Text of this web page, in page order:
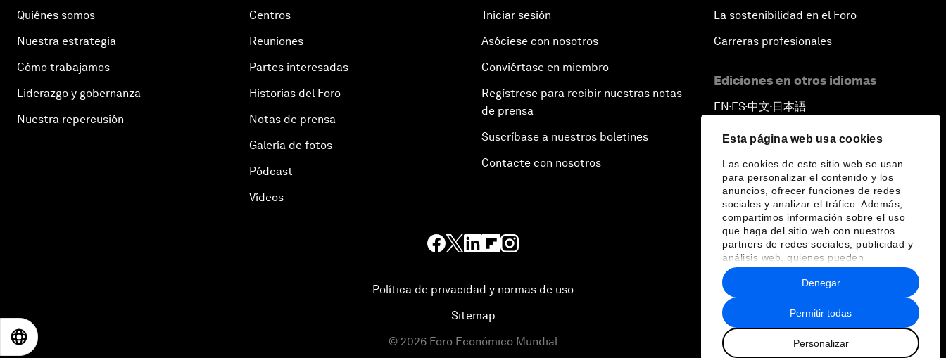
Esta página web usa cookies
Las cookies de este sitio web se usan
para personalizar el contenido y los
anuncios, ofrecer funciones de redes
sociales y analizar el tráfico. Además,
compartimos información sobre el uso
que haga del sitio web con nuestros
partners de redes sociales, publicidad y
análisis web, quienes pueden
combinarla con otra información que les
haya proporcionado o que hayan
recopilado a partir del uso que haya
hecho de sus servicios.
Permitir todas
Personalizar
Denegar
Quiénes somos
Nuestra estrategia
Cómo trabajamos
Liderazgo y gobernanza
Nuestra repercusión
Centros
Reuniones
Partes interesadas
Historias del Foro
Notas de prensa
Galería de fotos
Pódcast
Vídeos
Iniciar sesión
Asóciese con nosotros
Conviértase en miembro
Regístrese para recibir nuestras notas
de prensa
Suscríbase a nuestros boletines
Contacte con nosotros
La sostenibilidad en el Foro
Carreras profesionales
Ediciones en otros idiomas
EN ▪ ES▪中文▪ 日本語
Política de privacidad y normas de uso
Sitemap
© 2026 Foro Económico Mundial